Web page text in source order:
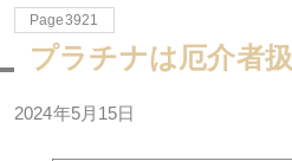
Page3921
プラチナは厄介者
2024年5月15日